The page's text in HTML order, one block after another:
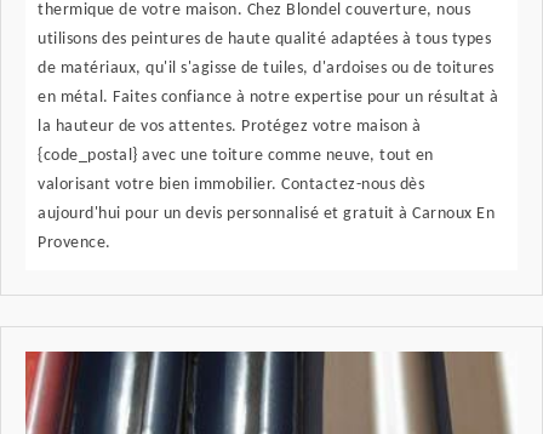
thermique de votre maison. Chez Blondel couverture, nous
utilisons des peintures de haute qualité adaptées à tous types
de matériaux, qu'il s'agisse de tuiles, d'ardoises ou de toitures
en métal. Faites confiance à notre expertise pour un résultat à
la hauteur de vos attentes. Protégez votre maison à
{code_postal} avec une toiture comme neuve, tout en
valorisant votre bien immobilier. Contactez-nous dès
aujourd'hui pour un devis personnalisé et gratuit à Carnoux En
Provence.